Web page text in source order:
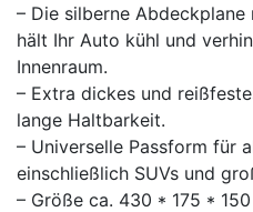
– Die silberne
hält Ihr Auto kühl und
Innenraum.
– Extra dickes und
lange Haltbarkeit.
– Universelle Passform für
einschließlich SUVs und
– Größe ca. 430 * 175 *